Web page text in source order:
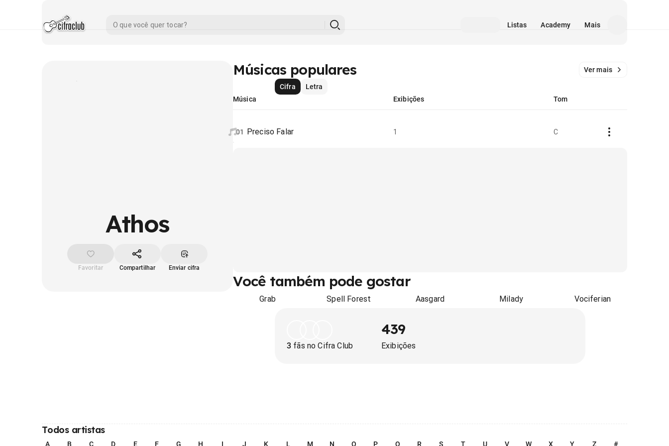
Listas Academy Mais
Athos
Favoritar Compartilhar Enviar cifra
Músicas populares Ver mais
Cifra
Letra
Música
Exibições Tom
01 Preciso Falar 1 C
Você também pode gostar
Grab Spell Forest Aasgard Milady Vociferian
3 fãs no Cifra Club
439
Exibições
Todos artistas
A B C D E F G H I J K L M N O P Q R S T U V W X Y Z #